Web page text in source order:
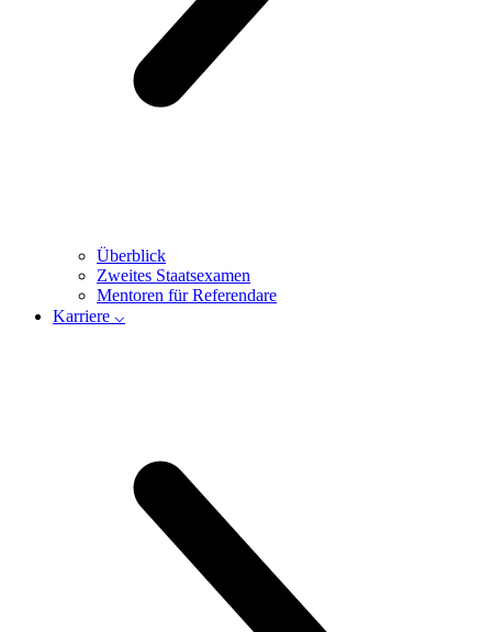
Überblick
Zweites Staatsexamen
Mentoren für Referendare
Karriere ⌵